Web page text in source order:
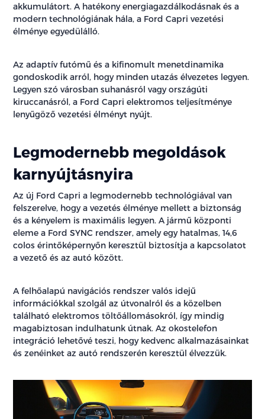
akkumulátort. A hatékony energiagazdálkodásnak és a
modern technológiának hála, a Ford Capri vezetési
élménye egyedülálló.
Az adaptív futómű és a kifinomult menetdinamika
gondoskodik arról, hogy minden utazás élvezetes legyen.
Legyen szó városban suhanásról vagy országúti
kiruccanásról, a Ford Capri elektromos teljesítménye
lenyűgöző vezetési élményt nyújt.
Legmodernebb megoldások
karnyújtásnyira
Az új Ford Capri a legmodernebb technológiával van
felszerelve, hogy a vezetés élménye mellett a biztonság
és a kényelem is maximális legyen. A jármű központi
eleme a Ford SYNC rendszer, amely egy hatalmas, 14,6
colos érintőképernyőn keresztül biztosítja a kapcsolatot
a vezető és az autó között.
A felhőalapú navigációs rendszer valós idejű
információkkal szolgál az útvonalról és a közelben
található elektromos töltőállomásokról, így mindig
magabiztosan indulhatunk útnak. Az okostelefon
integráció lehetővé teszi, hogy kedvenc alkalmazásainkat
és zenéinket az autó rendszerén keresztül élvezzük.